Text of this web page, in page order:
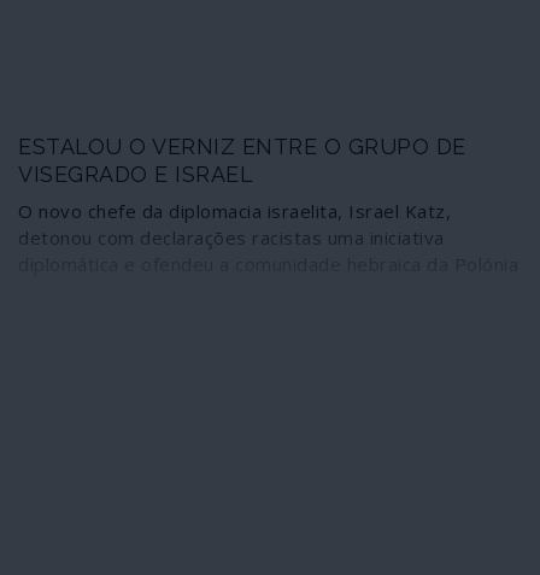
ESTALOU O VERNIZ ENTRE O GRUPO DE
VISEGRADO E ISRAEL
O novo chefe da diplomacia israelita, Israel Katz,
detonou com declarações racistas uma iniciativa